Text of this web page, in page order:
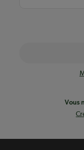
Vous